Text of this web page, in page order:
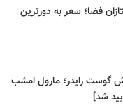
فضا؛ سفر به دورترین
گوست رایدر؛ مارول امشب
شد]